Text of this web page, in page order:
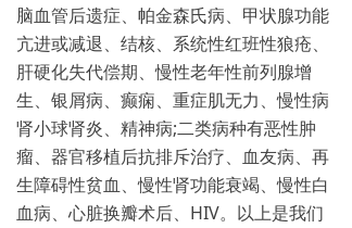
脑血管后遗症、帕金森氏病、甲状腺功能
亢进或减退、结核、系统性红班性狼疮、
肝硬化失代偿期、慢性老年性前列腺增
生、银屑病、癫痫、重症肌无力、慢性病
肾小球肾炎、精神病;二类病种有恶性肿
瘤、器官移植后抗排斥治疗、血友病、再
生障碍性贫血、慢性肾功能衰竭、慢性白
血病、心脏换瓣术后、HIV。以上是我们